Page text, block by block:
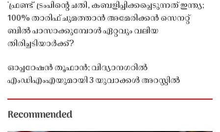
'ഫ്രണ്ട്' ട്രംപിന്റെ ചതി, കബളിപ്പിക്കപ്പെടുന്നത് ഇന്ത്യ;
100% താരിഫ് ചുമത്താൻ അമേരിക്കൻ സെനറ്റ്
ബിൽ പാസാക്കുമ്പോൾ ഏറ്റവും വലിയ
തിരിച്ചടിയാർക്ക്?
ഓപ്പറേഷൻ തൂഫാൻ; വിദ്യാനഗറിൽ
എംഡിഎംഎയുമായി 3 യുവാക്കൾ അറസ്റ്റിൽ
Recommended